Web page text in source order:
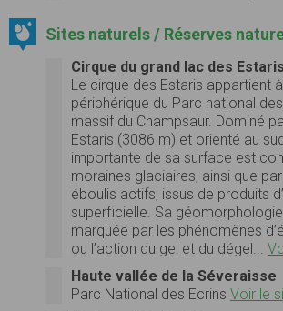
Sites naturels / Réserves
Cirque du grand lac des Estaris
Le cirque des Estaris appartient
périphérique du Parc national
massif du Champsaur. Dominé
Estaris (3086 m) et orienté au
importante de sa surface est
moraines glaciaires, ainsi que
éboulis actifs, issus de produits
superficielle. Sa
marquée par les phénomènes
ou l’action du gel et du dégel...
Haute vallée de la Séveraisse
Parc National des Ecrins Voir le